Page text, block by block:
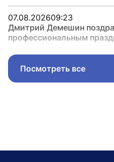
07.08.202609:23
Дмитрий Демешин
профессиональным
Посмотреть все